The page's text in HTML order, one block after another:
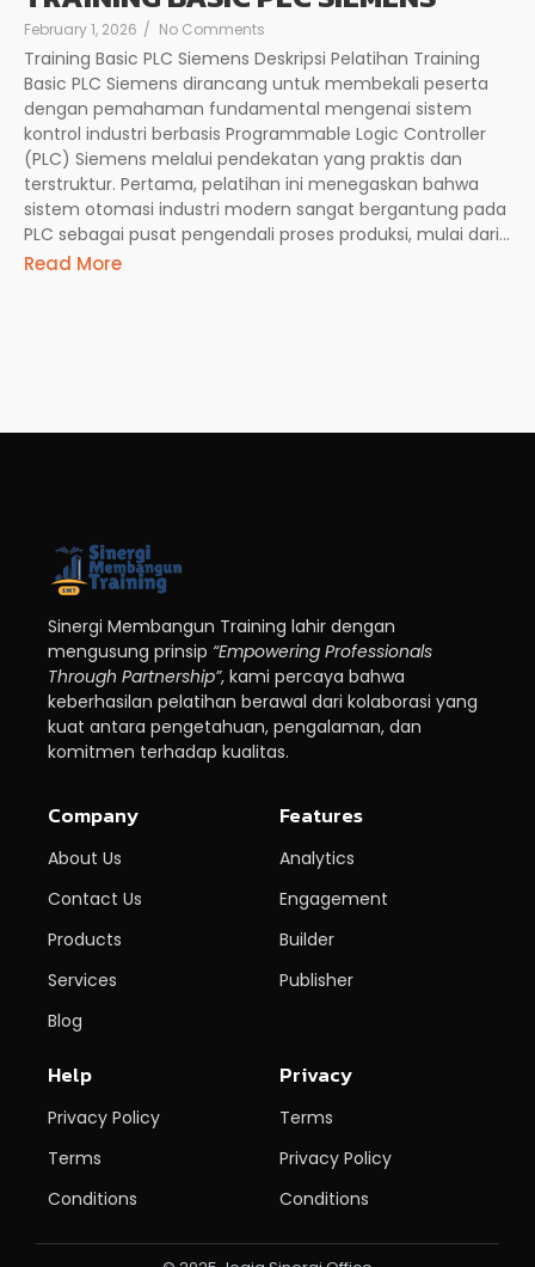
February 1, 2026 / No Comments
Training Basic PLC Siemens Deskripsi Pelatihan Training
Basic PLC Siemens dirancang untuk membekali peserta
dengan pemahaman fundamental mengenai sistem
kontrol industri berbasis Programmable Logic Controller
(PLC) Siemens melalui pendekatan yang praktis dan
terstruktur. Pertama, pelatihan ini menegaskan bahwa
sistem otomasi industri modern sangat bergantung pada
PLC sebagai pusat pengendali proses produksi, mulai dari...
Read More
Sinergi Membangun Training lahir dengan
mengusung prinsip “Empowering Professionals
Through Partnership”, kami percaya bahwa
keberhasilan pelatihan berawal dari kolaborasi yang
kuat antara pengetahuan, pengalaman, dan
komitmen terhadap kualitas.
Company
About Us
Contact Us
Products
Services
Blog
Features
Analytics
Engagement
Builder
Publisher
Help
Privacy Policy
Terms
Conditions
Privacy
Terms
Privacy Policy
Conditions